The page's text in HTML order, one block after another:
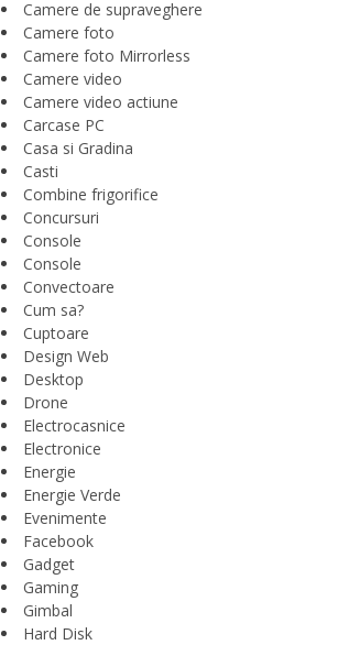
Camere de supraveghere
Camere foto
Camere foto Mirrorless
Camere video
Camere video actiune
Carcase PC
Casa si Gradina
Casti
Combine frigorifice
Concursuri
Console
Console
Convectoare
Cum sa?
Cuptoare
Design Web
Desktop
Drone
Electrocasnice
Electronice
Energie
Energie Verde
Evenimente
Facebook
Gadget
Gaming
Gimbal
Hard Disk